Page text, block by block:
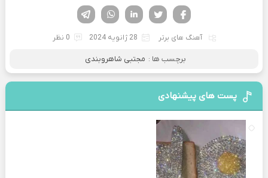
لینکدین تویتر
فیسوک
آهنگ های برتر 28 ژانویه 2024 0 نظر
برچسب ها : مجتبی شاهروبندی
پست های پیشنهادی